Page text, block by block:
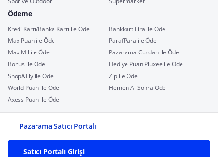
Ödeme
Kredi Kartı/Banka Kartı ile Öde
Bankkart Lira ile Öde
MaxiPuan ile Öde
ParafPara ile Öde
MaxiMil ile Öde
Pazarama Cüzdan ile Öde
Bonus ile Öde
Hediye Puan Pluxee ile Öde
Shop&Fly ile Öde
Zip ile Öde
World Puan ile Öde
Hemen Al Sonra Öde
Axess Puan ile Öde
Pazarama Satıcı Portalı
Satıcı Portalı Girişi